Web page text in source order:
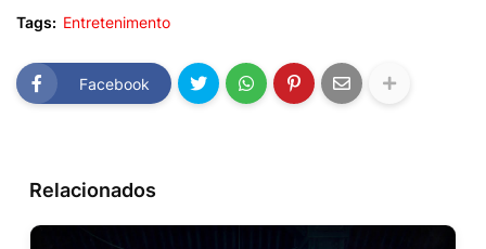
Tags: Entretenimento
Facebook
Relacionados